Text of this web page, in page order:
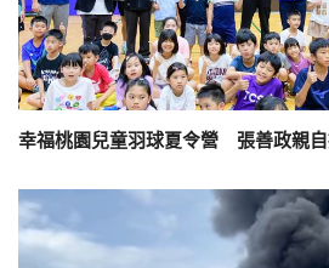
幸福桃園兒童羽球夏令營 張善政親